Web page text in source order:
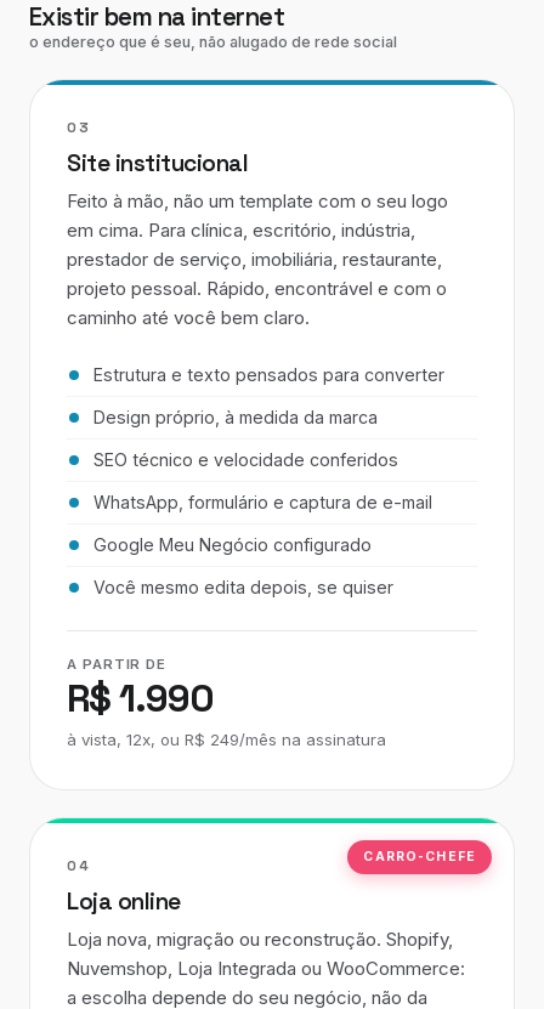
Existir bem na internet
o endereço que é seu, não alugado de rede social
03
Site institucional
Feito à mão, não um template com o seu logo
em cima. Para clínica, escritório, indústria,
prestador de serviço, imobiliária, restaurante,
projeto pessoal. Rápido, encontrável e com o
caminho até você bem claro.
Estrutura e texto pensados para converter
Design próprio, à medida da marca
SEO técnico e velocidade conferidos
WhatsApp, formulário e captura de e-mail
Google Meu Negócio configurado
Você mesmo edita depois, se quiser
A PARTIR DE
R$ 1.990
à vista, 12x, ou R$ 249/mês na assinatura
CARRO-CHEFE
04
Loja online
Loja nova, migração ou reconstrução. Shopify,
Nuvemshop, Loja Integrada ou WooCommerce:
a escolha depende do seu negócio, não da